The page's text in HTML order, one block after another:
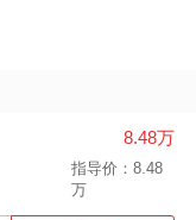
8.48万
指导价：8.48
万